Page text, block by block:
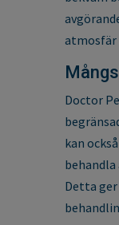
atmosfär
Doctor
kan
Detta